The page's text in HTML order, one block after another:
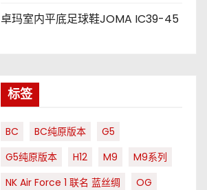
卓玛室内平底足球鞋JOMA IC39-45
标签
BC BC纯原版本
G5
G5纯原版本
H12 M9
M9系列
NK Air Force 1 联名 蓝丝绸
OG